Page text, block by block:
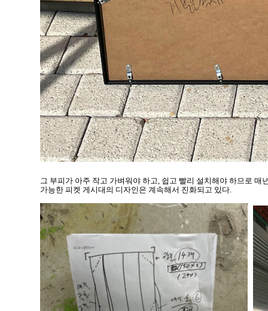
그 부피가 아주 작고 가벼워야 하고, 쉽고 빨리 설치해야 하므로
가능한 피켓 게시대의 디자인은 계속해서 진화되고 있다.